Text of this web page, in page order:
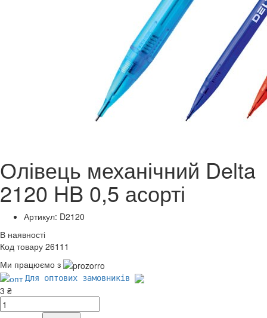
Олівець механічний Delta
2120 HB 0,5 асорті
Артикул: D2120
В наявності
Код товару 26111
Ми працюємо з
Для оптових замовників
3 ₴